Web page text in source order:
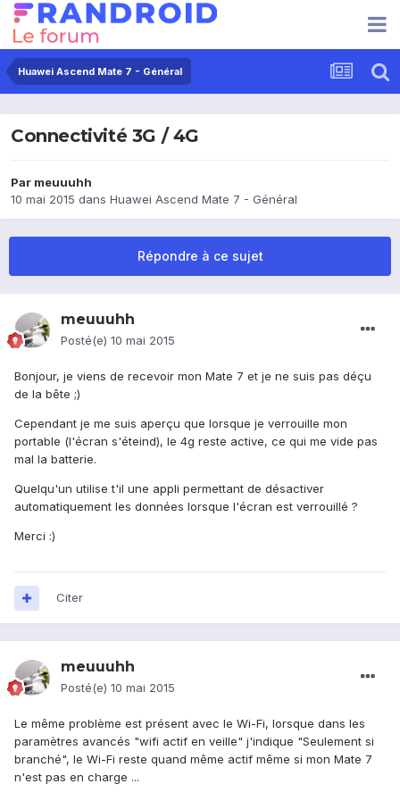
Huawei Ascend Mate 7 - Général
Connectivité 3G / 4G
Par meuuuhh
10 mai 2015 dans Huawei Ascend Mate 7 - Général
Répondre à ce sujet
meuuuhh
Posté(e) 10 mai 2015
Bonjour, je viens de recevoir mon Mate 7 et je ne suis pas déçu
de la bête ;)
Cependant je me suis aperçu que lorsque je verrouille mon
portable (l'écran s'éteind), le 4g reste active, ce qui me vide pas
mal la batterie.
Quelqu'un utilise t'il une appli permettant de désactiver
automatiquement les données lorsque l'écran est verrouillé ?
Merci :)
Citer
meuuuhh
Posté(e) 10 mai 2015
Le même problème est présent avec le Wi-Fi, lorsque dans les
paramètres avancés "wifi actif en veille" j'indique "Seulement si
branché", le Wi-Fi reste quand même actif même si mon Mate 7
n'est pas en charge ...